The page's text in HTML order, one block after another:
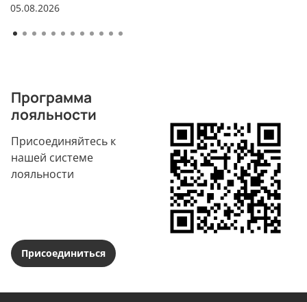
05.08.2026
Программа
лояльности
Присоединяйтесь к
нашей системе
лояльности
Присоединиться